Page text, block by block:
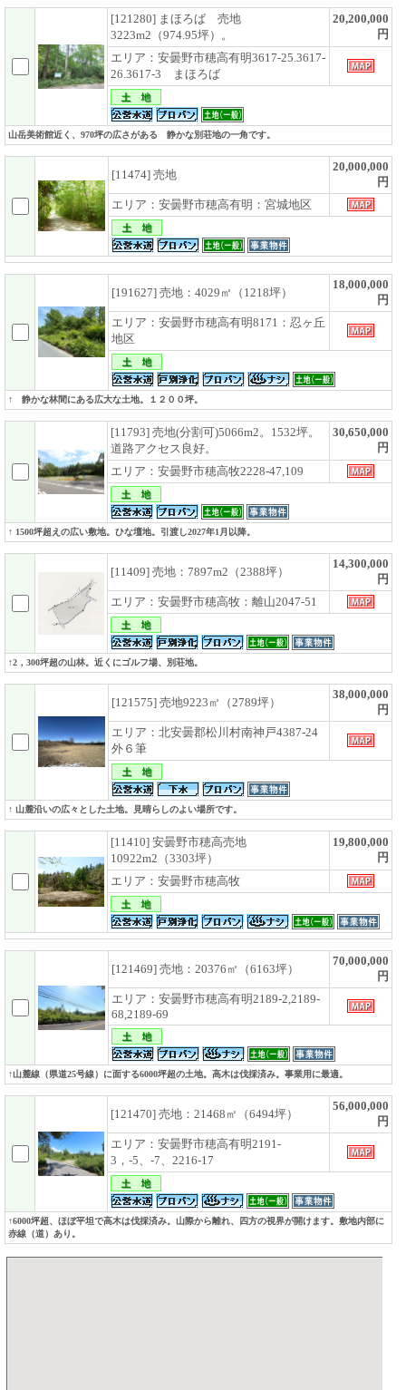
[121280] まほろば 売地
3223m2（974.95坪）。
20,200,000
円
エリア：安曇野市穂高有明3617-25.3617-
26.3617-3 まほろば
山岳美術館近く、970坪の広さがある 静かな別荘地の一角です。
[11474] 売地
20,000,000
円
エリア：安曇野市穂高有明：宮城地区
[191627] 売地：4029㎡（1218坪）
18,000,000
円
エリア：安曇野市穂高有明8171：忍ヶ丘
地区
↑ 静かな林間にある広大な土地。１２００坪。
[11793] 売地(分割可)5066m2。1532坪。
道路アクセス良好。
30,650,000
円
エリア：安曇野市穂高牧2228-47,109
↑ 1500坪超えの広い敷地。ひな壇地。引渡し2027年1月以降。
[11409] 売地：7897m2（2388坪）
14,300,000
円
エリア：安曇野市穂高牧：離山2047-51
↑2，300坪超の山林。近くにゴルフ場、別荘地。
[121575] 売地9223㎡（2789坪）
38,000,000
円
エリア：北安曇郡松川村南神戸4387-24
外６筆
↑ 山麓沿いの広々とした土地。見晴らしのよい場所です。
[11410] 安曇野市穂高売地
10922m2（3303坪）
19,800,000
円
エリア：安曇野市穂高牧
[121469] 売地：20376㎡（6163坪）
70,000,000
円
エリア：安曇野市穂高有明2189-2,2189-
68,2189-69
↑山麓線（県道25号線）に面する6000坪超の土地。高木は伐採済み。事業用に最適。
[121470] 売地：21468㎡（6494坪）
56,000,000
円
エリア：安曇野市穂高有明2191-
3，-5、-7、2216-17
↑6000坪超、ほぼ平坦で高木は伐採済み。山際から離れ、四方の視界が開けます。敷地内部に
赤線（道）あり。